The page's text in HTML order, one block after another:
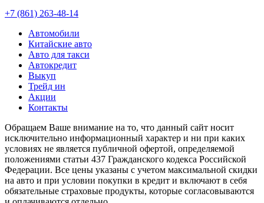
+7 (861) 263-48-14
Автомобили
Китайские авто
Авто для такси
Автокредит
Выкуп
Трейд ин
Акции
Контакты
Обращаем Ваше внимание на то, что данный сайт носит
исключительно информационный характер и ни при каких
условиях не является публичной офертой, определяемой
положениями статьи 437 Гражданского кодекса Российской
Федерации. Все цены указаны с учетом максимальной скидки
на авто и при условии покупки в кредит и включают в себя
обязательные страховые продукты, которые согласовываются